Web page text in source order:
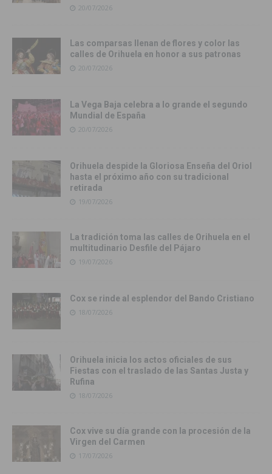
20/07/2026
Las comparsas llenan de flores y color las
calles de Orihuela en honor a sus patronas
20/07/2026
La Vega Baja celebra a lo grande el segundo
Mundial de España
20/07/2026
Orihuela despide la Gloriosa Enseña del Oriol
hasta el próximo año con su tradicional
retirada
19/07/2026
La tradición toma las calles de Orihuela en el
multitudinario Desfile del Pájaro
19/07/2026
Cox se rinde al esplendor del Bando Cristiano
18/07/2026
Orihuela inicia los actos oficiales de sus
Fiestas con el traslado de las Santas Justa y
Rufina
18/07/2026
Cox vive su día grande con la procesión de la
Virgen del Carmen
17/07/2026